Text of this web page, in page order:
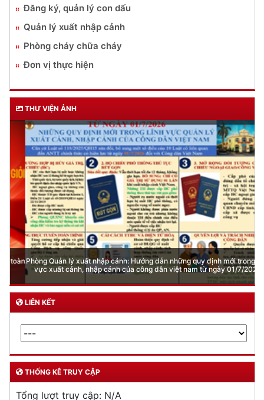
Đăng ký, quản lý con dấu
Quản lý xuất nhập cảnh
Phòng cháy chữa cháy
Đơn vị thực hiện
THƯ VIỆN ẢNH
Phòng Quản lý xuất nhập cảnh: Hướng dẫn những quy định mới trong lĩnh
vực xuất cảnh, nhập cảnh của công dân việt nam từ ngày 01/7/2026
LIÊN KẾT
THỐNG KÊ TRUY CẬP
Tổng lượt truy cập: N/A